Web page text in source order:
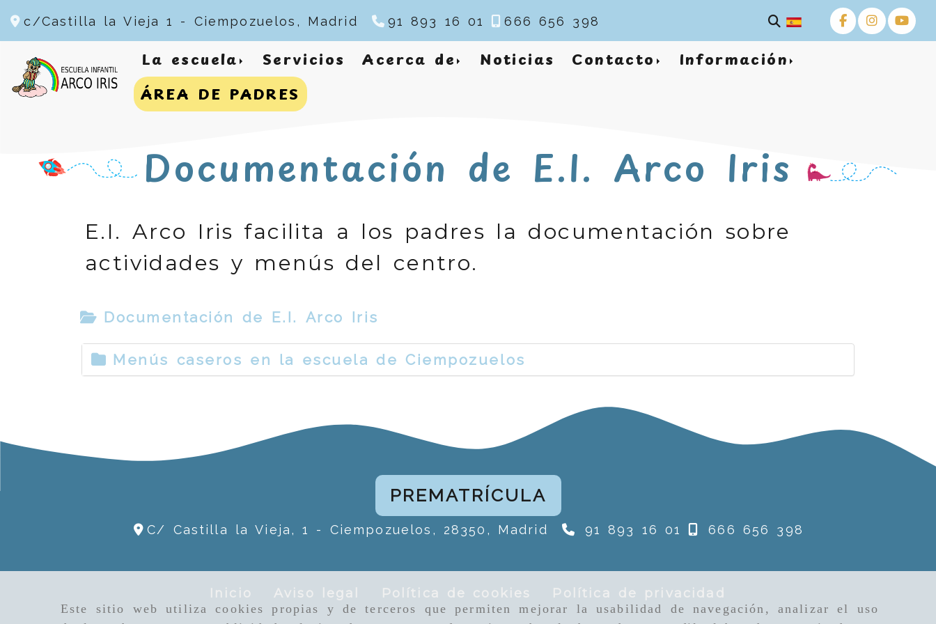
Este sitio web utiliza cookies propias y de terceros que permiten mejorar la usabilidad de navegación, analizar el uso
c/Castilla la Vieja 1 - Ciempozuelos, Madrid 91 893 16 01 666 656 398
La escuela Servicios Acerca de Noticias Contacto
Información
ÁREA DE PADRES
Documentación de E.I. Arco Iris
E.I. Arco Iris facilita a los padres la documentación sobre
actividades y menús del centro.
Documentación de E.I. Arco Iris
Menús caseros en la escuela de Ciempozuelos
PREMATRÍCULA
C/ Castilla la Vieja, 1 - Ciempozuelos, 28350, Madrid 91 893 16 01 666 656 398
Inicio Aviso legal Política de cookies Política de privacidad